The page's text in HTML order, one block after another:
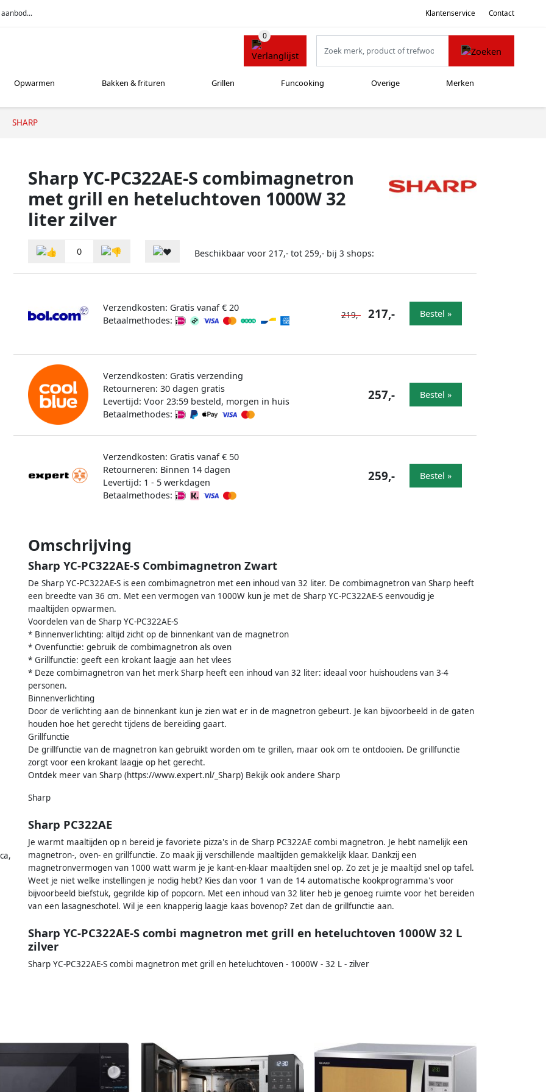
Klantenservice Contact
Opwarmen Bakken & frituren Grillen Funcooking Overige Merken
SHARP
Sharp YC-PC322AE-S combimagnetron
met grill en heteluchtoven 1000W 32
liter zilver
0 Beschikbaar voor 217,- tot 259,- bij 3 shops:
Verzendkosten: Gratis vanaf € 20
Betaalmethodes:
219,- 217,- Bestel »
Verzendkosten: Gratis verzending
Retourneren: 30 dagen gratis
Levertijd: Voor 23:59 besteld, morgen in huis
Betaalmethodes:
257,- Bestel »
Verzendkosten: Gratis vanaf € 50
Retourneren: Binnen 14 dagen
Levertijd: 1 - 5 werkdagen
Betaalmethodes:
259,- Bestel »
Omschrijving
Sharp YC-PC322AE-S Combimagnetron Zwart
De Sharp YC-PC322AE-S is een combimagnetron met een inhoud van 32 liter. De combimagnetron van Sharp heeft
een breedte van 36 cm. Met een vermogen van 1000W kun je met de Sharp YC-PC322AE-S eenvoudig je
maaltijden opwarmen.
Voordelen van de Sharp YC-PC322AE-S
* Binnenverlichting: altijd zicht op de binnenkant van de magnetron
* Ovenfunctie: gebruik de combimagnetron als oven
* Grillfunctie: geeft een krokant laagje aan het vlees
* Deze combimagnetron van het merk Sharp heeft een inhoud van 32 liter: ideaal voor huishoudens van 3-4
personen.
Binnenverlichting
Door de verlichting aan de binnenkant kun je zien wat er in de magnetron gebeurt. Je kan bijvoorbeeld in de gaten
houden hoe het gerecht tijdens de bereiding gaart.
Grillfunctie
De grillfunctie van de magnetron kan gebruikt worden om te grillen, maar ook om te ontdooien. De grillfunctie
zorgt voor een krokant laagje op het gerecht.
Ontdek meer van Sharp (https://www.expert.nl/_Sharp) Bekijk ook andere Sharp
Sharp
Sharp PC322AE
Je warmt maaltijden op n bereid je favoriete pizza's in de Sharp PC322AE combi magnetron. Je hebt namelijk een
magnetron-, oven- en grillfunctie. Zo maak jij verschillende maaltijden gemakkelijk klaar. Dankzij een
magnetronvermogen van 1000 watt warm je je kant-en-klaar maaltijden snel op. Zo zet je je maaltijd snel op tafel.
Weet je niet welke instellingen je nodig hebt? Kies dan voor 1 van de 14 automatische kookprogramma's voor
bijvoorbeeld biefstuk, gegrilde kip of popcorn. Met een inhoud van 32 liter heb je genoeg ruimte voor het bereiden
van een lasagneschotel. Wil je een knapperig laagje kaas bovenop? Zet dan de grillfunctie aan.
Sharp YC-PC322AE-S combi magnetron met grill en heteluchtoven 1000W 32 L
zilver
Sharp YC-PC322AE-S combi magnetron met grill en heteluchtoven - 1000W - 32 L - zilver